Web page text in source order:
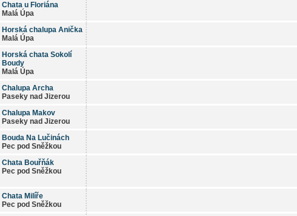
Chata u Floriána
Malá Úpa
Horská chalupa Anička
Malá Úpa
Horská chata Sokolí
Boudy
Malá Úpa
Chalupa Archa
Paseky nad Jizerou
Chalupa Makov
Paseky nad Jizerou
Bouda Na Lučinách
Pec pod Sněžkou
Chata Bouřňák
Pec pod Sněžkou
Chata Milíře
Pec pod Sněžkou